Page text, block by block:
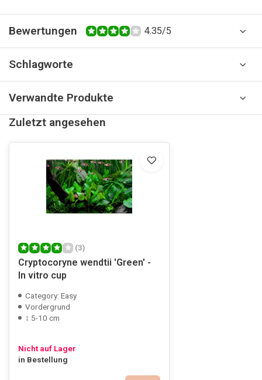
Bewertungen 4.35/5
Schlagworte
Verwandte Produkte
Zuletzt angesehen
(3)
Cryptocoryne wendtii 'Green' -
In vitro cup
Category: Easy
Vordergrund
↕ 5-10 cm
Nicht auf Lager
in Bestellung